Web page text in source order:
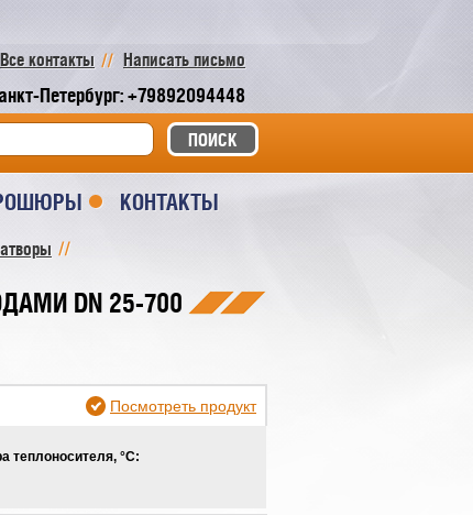
Все контакты Написать письмо
Петербург: +79892094448
КОНТАКТЫ
DN 25-700
Посмотреть продукт
теплоносителя, °С: